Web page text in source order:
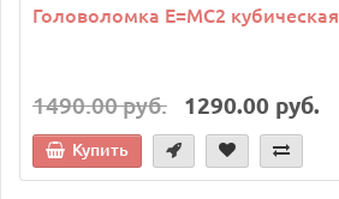
Головоломка E=MC2 кубическая
1490.00 руб. 1290.00 руб.
Купить